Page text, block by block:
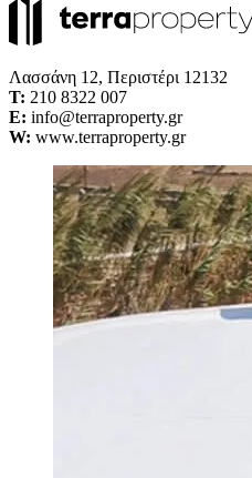
Λασσάνη 12, Περιστέρι 12132
Τ: 210 8322 007
E: info@terraproperty.gr
W: www.terraproperty.gr